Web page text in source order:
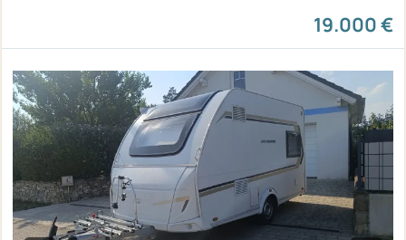
19.000 €